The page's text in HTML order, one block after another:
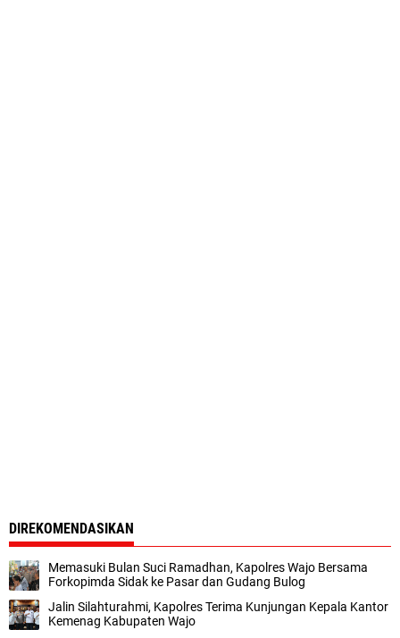
DIREKOMENDASIKAN
Memasuki Bulan Suci Ramadhan, Kapolres Wajo Bersama
Forkopimda Sidak ke Pasar dan Gudang Bulog
Jalin Silahturahmi, Kapolres Terima Kunjungan Kepala Kantor
Kemenag Kabupaten Wajo